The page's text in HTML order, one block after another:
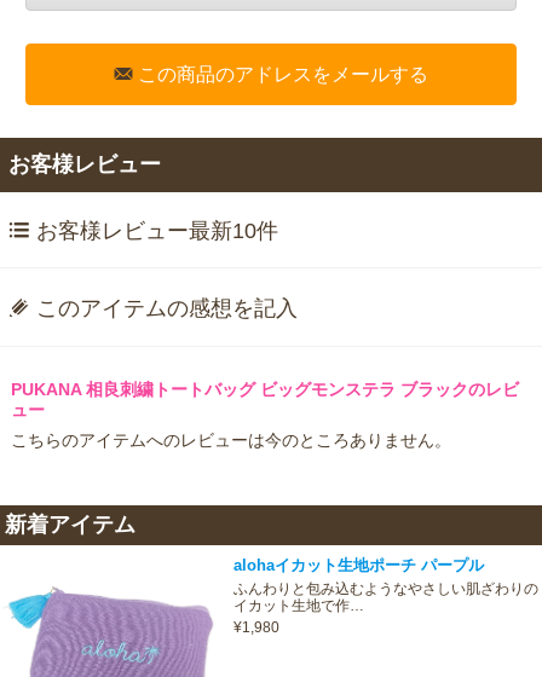
この商品のアドレスをメールする
お客様レビュー
お客様レビュー最新10件
このアイテムの感想を記入
PUKANA 相良刺繍トートバッグ ビッグモンステラ ブラックのレビ
ュー
こちらのアイテムへのレビューは今のところありません。
新着アイテム
alohaイカット生地ポーチ パープル
ふんわりと包み込むようなやさしい肌ざわりの
イカット生地で作…
¥1,980